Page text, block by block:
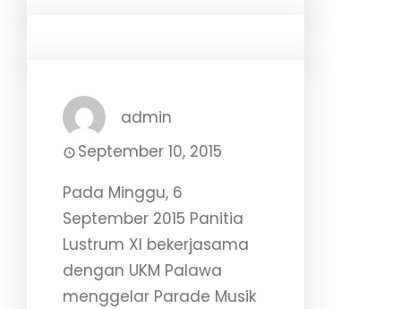
admin
September 10, 2015
Pada Minggu, 6
September 2015 Panitia
Lustrum XI bekerjasama
dengan UKM Palawa
menggelar Parade Musik